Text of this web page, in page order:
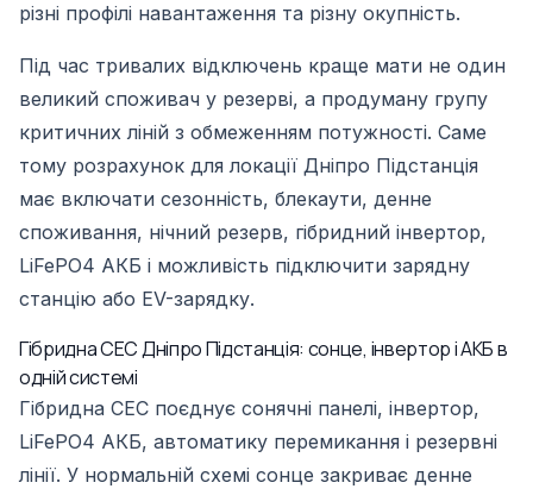
різні профілі навантаження та різну окупність.
Під час тривалих відключень краще мати не один
великий споживач у резерві, а продуману групу
критичних ліній з обмеженням потужності. Саме
тому розрахунок для локації Дніпро Підстанція
має включати сезонність, блекаути, денне
споживання, нічний резерв, гібридний інвертор,
LiFePO4 АКБ і можливість підключити зарядну
станцію або EV-зарядку.
Гібридна СЕС Дніпро Підстанція: сонце, інвертор і АКБ в
одній системі
Гібридна СЕС поєднує сонячні панелі, інвертор,
LiFePO4 АКБ, автоматику перемикання і резервні
лінії. У нормальній схемі сонце закриває денне